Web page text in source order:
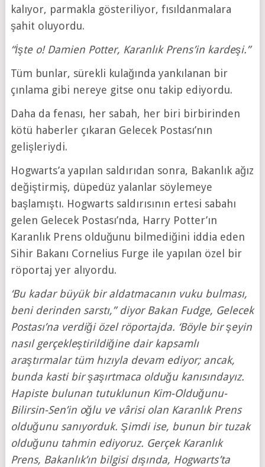
kalıyor, parmakla gösteriliyor, fısıldanmalara
şahit oluyordu.
“İşte o! Damien Potter, Karanlık Prens’in kardeşi.”
Tüm bunlar, sürekli kulağında yankılanan bir
çınlama gibi nereye gitse onu takip ediyordu.
Daha da fenası, her sabah, her biri birbirinden
kötü haberler çıkaran Gelecek Postası’nın
gelişleriydi.
Hogwarts’a yapılan saldırıdan sonra, Bakanlık ağız
değiştirmiş, düpedüz yalanlar söylemeye
başlamıştı. Hogwarts saldırısının ertesi sabahı
gelen Gelecek Postası’nda, Harry Potter’ın
Karanlık Prens olduğunu bilmediğini iddia eden
Sihir Bakanı Cornelius Furge ile yapılan özel bir
röportaj yer alıyordu.
‘Bu kadar büyük bir aldatmacanın vuku bulması,
beni derinden sarstı,” diyor Bakan Fudge, Gelecek
Postası’na verdiği özel röportajda. ‘Böyle bir şeyin
nasıl gerçekleştirildiğine dair kapsamlı
araştırmalar tüm hızıyla devam ediyor; ancak,
bunda kasti bir şaşırtmaca olduğu kanısındayız.
Hapiste bulunan tutuklunun Kim-Olduğunu-
Bilirsin-Sen’in oğlu ve vârisi olan Karanlık Prens
olduğunu sanıyorduk. Şimdi ise, bunun bir tuzak
olduğunu tahmin ediyoruz. Gerçek Karanlık
Prens, Bakanlık’ın bilgisi dışında, Hogwarts’ta